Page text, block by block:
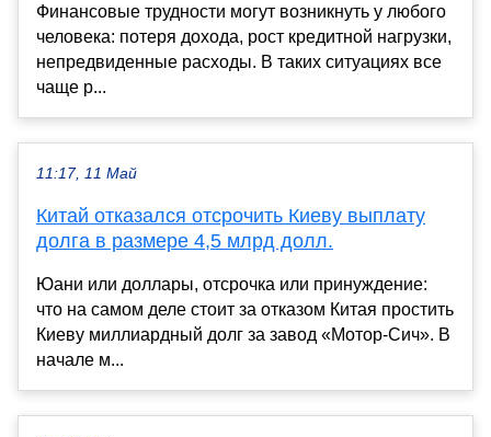
Финансовые трудности могут возникнуть у любого
человека: потеря дохода, рост кредитной нагрузки,
непредвиденные расходы. В таких ситуациях все
чаще р...
11:17, 11 Май
Китай отказался отсрочить Киеву выплату
долга в размере 4,5 млрд долл.
Юани или доллары, отсрочка или принуждение:
что на самом деле стоит за отказом Китая простить
Киеву миллиардный долг за завод «Мотор-Сич». В
начале м...